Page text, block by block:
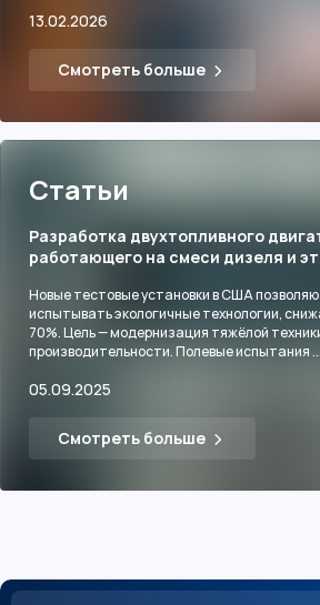
13.02.2026
Смотреть больше
Статьи
Разработка двухтопливного
работающего на смеси дизеля и
Новые тестовые установки в США
испытывать экологичные технологии,
70%. Цель — модернизация тяжёлой
производительности. Полевые испытания ...
05.09.2025
Смотреть больше